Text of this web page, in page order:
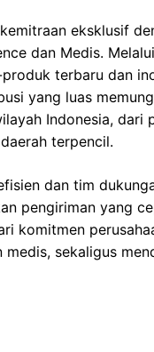
eksklusif
dan Medis.
terbaru dan
yang luas
Indonesia,
terpencil.
dan tim
pengiriman yang
komitmen
sekaligus